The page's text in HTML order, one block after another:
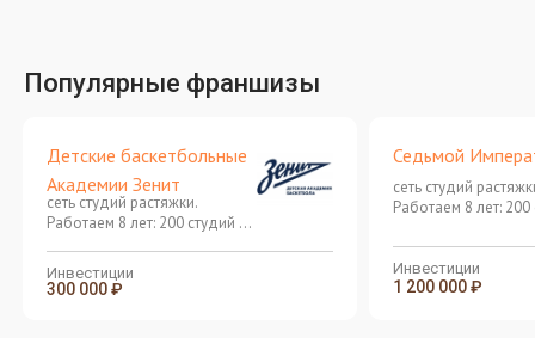
Популярные франшизы
Детские баскетбольные
Академии Зенит
сеть студий растяжки.
Работаем 8 лет: 200 студий в
Инвестиции
300 000 ₽
Седьмой
сеть студий
Работаем 8 лет: 200
Инвестиции
1 200 000 ₽